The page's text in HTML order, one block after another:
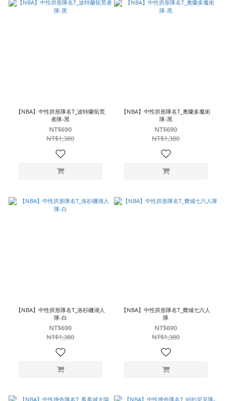
【NBA】中性拱形隊名T_波特蘭拓荒
者隊-黑
NT$690
NT$1,380
【NBA】中性拱形隊名T_奧蘭多魔術
隊-黑
NT$690
NT$1,380
【NBA】中性拱形隊名T_洛杉磯湖人
隊-白
NT$690
NT$1,380
【NBA】中性拱形隊名T_費城七六人
隊
NT$690
NT$1,380